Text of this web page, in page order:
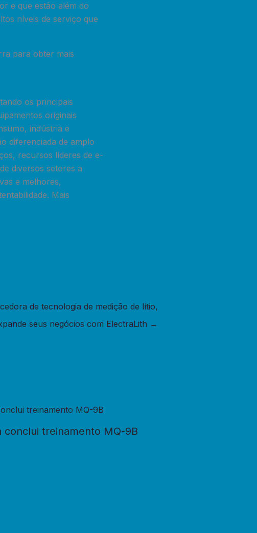
e que estão além do
níveis de serviço que
para obter mais
os principais
originais
indústria e
diferenciada de amplo
recursos líderes de e-
diversos setores a
e melhores,
Mais
de tecnologia de medição de lítio,
seus negócios com ElectraLith →
conclui treinamento MQ-9B